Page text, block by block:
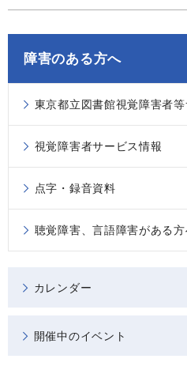
障害のある方へ
東京都立図書館視覚障害者
視覚障害者サービス情報
点字・録音資料
聴覚障害、言語障害がある
カレンダー
開催中のイベント